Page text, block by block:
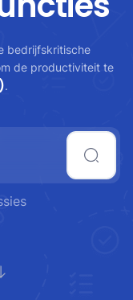
bedrijfskritische
de productiviteit te
.